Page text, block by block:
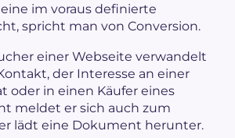
im voraus definierte
spricht man von Conversion.
einer Webseite verwandelt
der Interesse an einer
oder in einen Käufer eines
meldet er sich auch zum
lädt eine Dokument herunter.